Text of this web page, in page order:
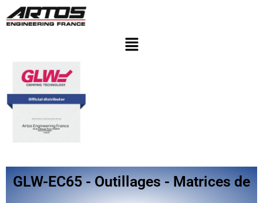
GLW-EC65 - Outillages - Matrices de